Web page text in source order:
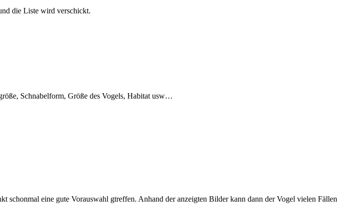
die Liste wird verschickt.
Schnabelform, Größe des Vogels, Habitat usw…
schonmal eine gute Vorauswahl gtreffen. Anhand der anzeigten Bilder kann dann der Vogel vielen Fällen